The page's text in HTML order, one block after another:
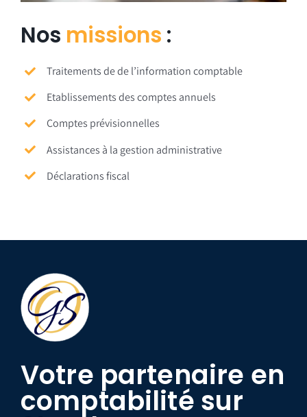
Nos missions :
Traitements de de l’information comptable
Etablissements des comptes annuels
Comptes prévisionnelles
Assistances à la gestion administrative
Déclarations fiscal
Votre partenaire en
comptabilité sur